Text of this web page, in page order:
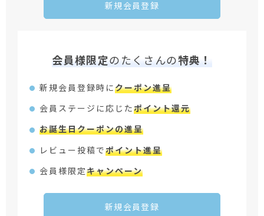
新規会員登録
会員様限定のたくさんの特典！
新規会員登録時にクーポン進呈
会員ステージに応じたポイント還元
お誕生日クーポンの進呈
レビュー投稿でポイント進呈
会員様限定キャンペーン
新規会員登録